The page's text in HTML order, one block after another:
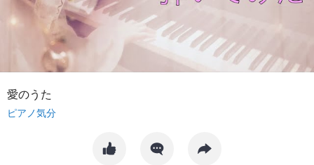
愛のうた
ピアノ気分